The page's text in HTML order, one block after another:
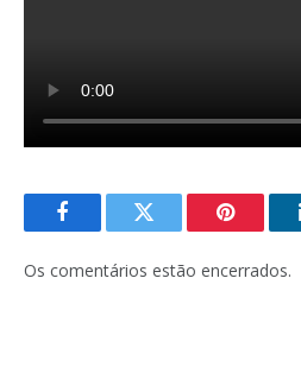
FacebookTwitter Pinterest
Os comentários estão encerrados.